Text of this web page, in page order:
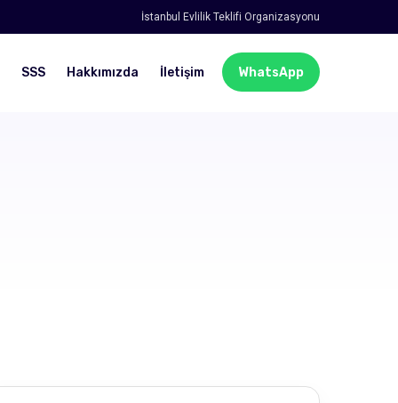
İstanbul Evlilik Teklifi Organizasyonu
SSS Hakkımızda İletişim WhatsApp